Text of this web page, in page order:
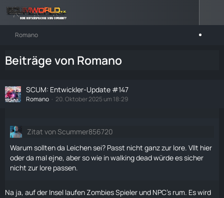
Romano
Beiträge von Romano
SCUM: Entwickler-Update #147
Romano 20. Oktober 2025 um 18:29
Zitat von Scummer856720
Warum sollten da Leichen sei? Passt nicht ganz zur lore. Vllt hier
oder da mal ejne, aber so wie in walking dead würde es sicher
nicht zur lore passen.
Na ja, auf der Insel laufenZombiesSpieler und NPC's rum. Es wird